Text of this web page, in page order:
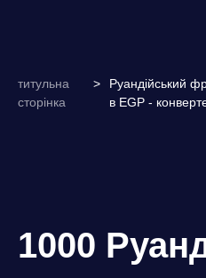
титульна
сторінка
>
Руандійський
в EGP -
1000